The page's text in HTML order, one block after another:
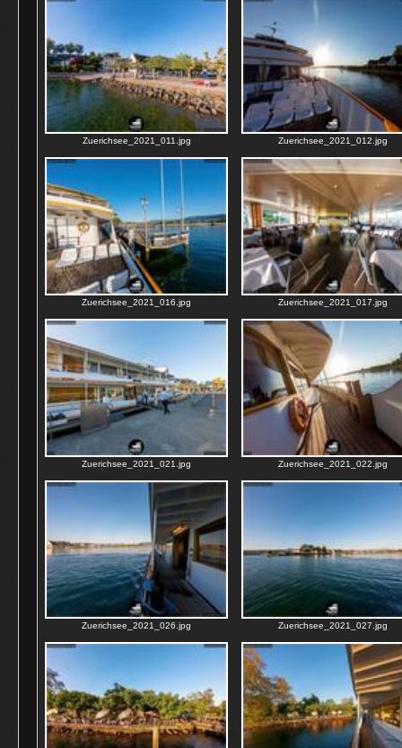
Zuerichsee_2021_011.jpg Zuerichsee_2021_012.jpg
Zuerichsee_2021_016.jpg Zuerichsee_2021_017.jpg
Zuerichsee_2021_021.jpg Zuerichsee_2021_022.jpg
Zuerichsee_2021_026.jpg Zuerichsee_2021_027.jpg